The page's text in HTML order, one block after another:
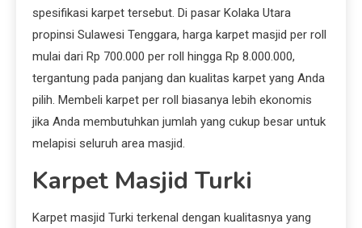
spesifikasi karpet tersebut. Di pasar Kolaka Utara
propinsi Sulawesi Tenggara, harga karpet masjid per roll
mulai dari Rp 700.000 per roll hingga Rp 8.000.000,
tergantung pada panjang dan kualitas karpet yang Anda
pilih. Membeli karpet per roll biasanya lebih ekonomis
jika Anda membutuhkan jumlah yang cukup besar untuk
melapisi seluruh area masjid.
Karpet Masjid Turki
Karpet masjid Turki terkenal dengan kualitasnya yang